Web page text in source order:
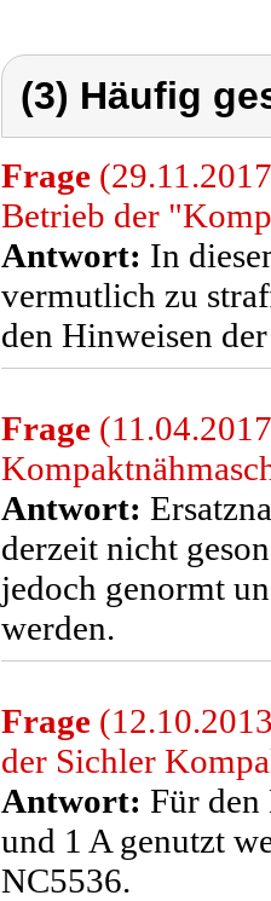
(3) Häufig
Frage
Betrieb der
Antwort: In
vermutlich zu
den Hinweisen
Frage
Antwort:
derzeit nicht
jedoch genormt
werden.
Frage
der Sichler
Antwort: Für
und 1 A genutzt
NC5536.